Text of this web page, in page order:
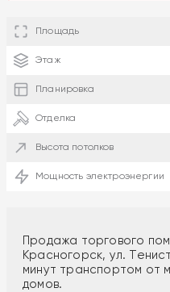
Площадь
Этаж
Планировка
Отделка
Высота потолков
Мощность электроэнергии
Продажа торгового
Красногорск, ул.
минут транспортом от
домов.